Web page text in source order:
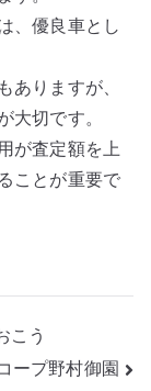
、優良車とし
ありますが、
大切です。
が査定額を上
ことが重要で
こう
ープ野村御園